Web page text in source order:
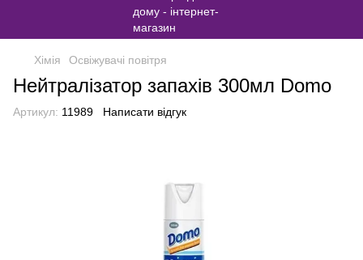
Хімія Освіжувачі повітря
Нейтралізатор запахів 300мл Domo
Артикул: 11989 Написати відгук